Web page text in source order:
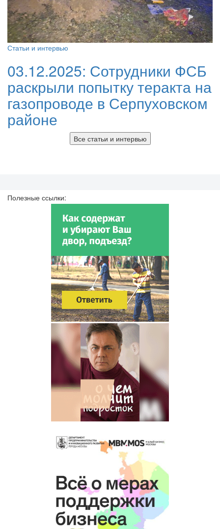
Статьи и интервью
03.12.2025: Сотрудники ФСБ
раскрыли попытку теракта на
газопроводе в Серпуховском
районе
Все статьи и интервью
Полезные ссылки: